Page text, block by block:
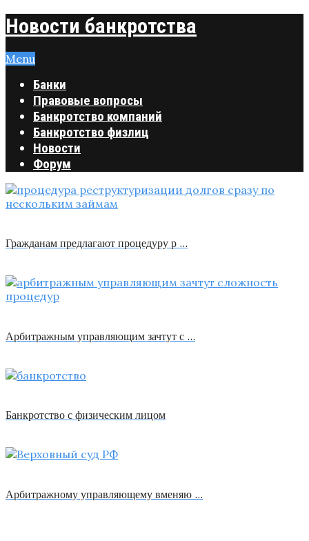
Новости банкротства
Menu
Банки
Правовые вопросы
Банкротство компаний
Банкротство физлиц
Новости
Форум
Гражданам предлагают процедуру р …
Арбитражным управляющим зачтут с …
Банкротство с физическим лицом
Арбитражному управляющему вменяю …